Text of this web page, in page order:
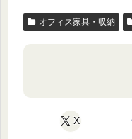
オフィス家具・収納
X